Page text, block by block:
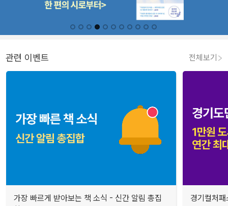
관련 이벤트 전체보기
가장 빠르게 받아보는 책 소식 - 신간 알림 총집
경기컬처